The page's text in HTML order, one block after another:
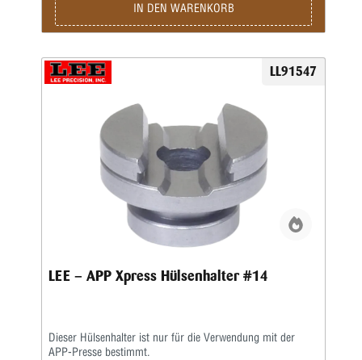
IN DEN WARENKORB
LL91547
LEE – APP Xpress Hülsenhalter #14
Dieser Hülsenhalter ist nur für die Verwendung mit der
APP-Presse bestimmt.